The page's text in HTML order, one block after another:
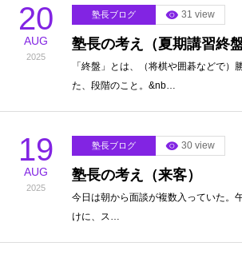
20
AUG
2025
塾長ブログ 31 view
塾長の考え（夏期講習終盤
「終盤」とは、（将棋や囲碁などで）
た、段階のこと。&nb…
19
AUG
2025
塾長ブログ 30 view
塾長の考え（来客）
今日は朝から面談が複数入っていた。
けに、ス…